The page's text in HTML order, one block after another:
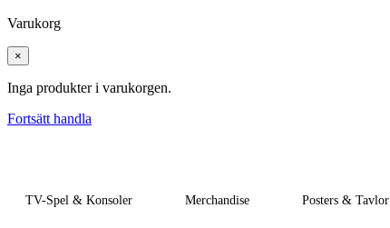
Varukorg
×
Inga produkter i varukorgen.
Fortsätt handla
TV-Spel & Konsoler Merchandise Posters & Tavlor